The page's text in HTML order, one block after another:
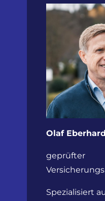
Olaf
geprüfter
Spezialisiert